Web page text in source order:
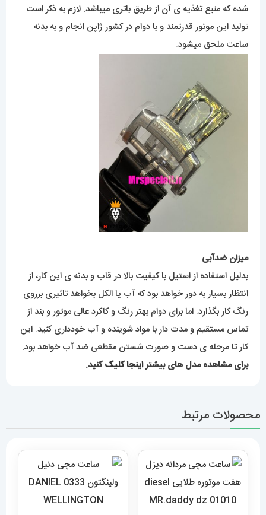
شده که منبع تغذیه ی آن از طریق باتری میباشد. لازم به ذکر است
تولید این موتور قدرتمند و با دوام در کشور ژاپن انجام و به بدنه
ساعت ملحق میشود.
میزان ضدآبی
بدلیل استفاده از استیل با کیفیت بالا در قاب و بدنه ی این کار، از
انتظار بسیار به دور خواهد بود که آب یا الکل بخواهد تاثیری برروی
رنگ کار بگذارد. اما برای دوام بهتر رنگ و کاکرد عالی موتور و بند از
تماس مستقیم و مدت دار با مواد شوینده و آب خودداری کنید. این
کار تا مرحله ی دست و صورت شستن مقطعی ضد آب خواهد بود.
برای مشاهده مدل های بیشتراینجا کلیککنید.
محصولات مرتبط